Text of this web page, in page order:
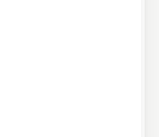
فضایی مدرن تر را
یونیت کارآمد
انتقال هوا به پنل
کارآمد خود می
محیطی نهایت دوام
داکت سقفی کاستی